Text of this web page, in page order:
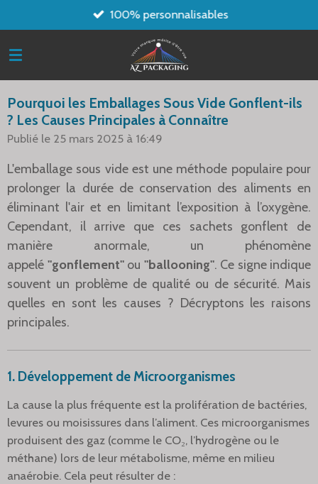
au
contenu
100% personnalisables
Pourquoi les Emballages Sous Vide Gonflent-ils
? Les Causes Principales à Connaître
Publié le 25 mars 2025 à 16:49
L'emballage sous vide est une méthode populaire pour
prolonger la durée de conservation des aliments en
éliminant l'air et en limitant l’exposition à l’oxygène.
Cependant, il arrive que ces sachets gonflent de
manière anormale, un phénomène
appelé "gonflement" ou "ballooning". Ce signe indique
souvent un problème de qualité ou de sécurité. Mais
quelles en sont les causes ? Décryptons les raisons
principales.
1. Développement de Microorganismes
La cause la plus fréquente est la prolifération de bactéries,
levures ou moisissures dans l’aliment. Ces microorganismes
produisent des gaz (comme le CO₂, l’hydrogène ou le
méthane) lors de leur métabolisme, même en milieu
anaérobie. Cela peut résulter de :